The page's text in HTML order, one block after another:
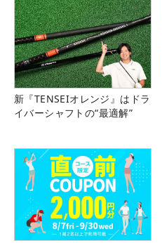
新『TENSEIオレンジ』はドラ
イバーシャフトの“最適解”